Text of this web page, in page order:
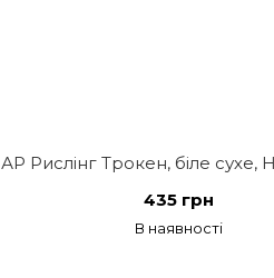
АР Рислінг Трокен, біле сухе,
435 грн
В наявності